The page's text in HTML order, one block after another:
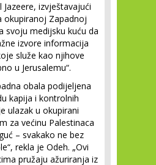
Jazeere, izvještavajući
okupiranoj Zapadnoj
svoju medijsku kuću da
izvore informacija
služe kao njihove
u Jerusalemu“.
obala podijeljena
kapija i kontrolnih
ulazak u okupirani
za većinu Palestinaca
– svakako ne bez
rekla je Odeh. „Ovi
pružaju ažuriranja iz